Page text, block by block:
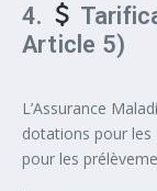
4.
Article 5)
L’Assurance
dotations pour les
pour les